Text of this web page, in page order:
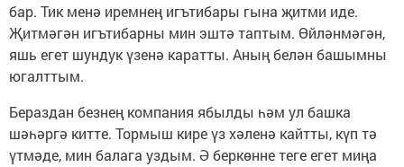
бар. Тик менә иремнең игътибары гына җитми иде.
Җитмәгән игътибарны мин эштә таптым. Өйләнмәгән,
яшь егет шундук үзенә каратты. Аның белән башымны
югалттым.
Бераздан безнең компания ябылды һәм ул башка
шәһәргә китте. Тормыш кире үз хәленә кайтты, күп тә
үтмәде, мин балага уздым. Ә беркөнне теге егет миңа